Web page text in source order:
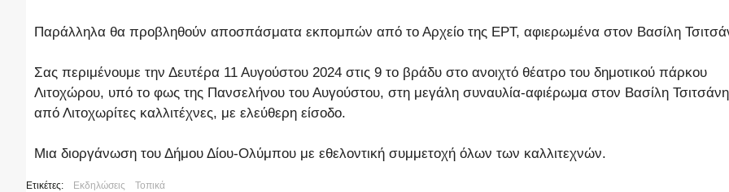
Παράλληλα θα προβληθούν αποσπάσματα εκπομπών από το Αρχείο της ΕΡΤ, αφιερωμένα στον Βασίλη
Σας περιμένουμε την Δευτέρα 11 Αυγούστου 2024 στις 9 το βράδυ στο ανοιχτό θέατρο του δημοτικού πάρκου
Λιτοχώρου, υπό το φως της Πανσελήνου του Αυγούστου, στη μεγάλη συναυλία-αφιέρωμα στον Βασίλη Τσιτσάνη
από Λιτοχωρίτες καλλιτέχνες, με ελεύθερη είσοδο.
Μια διοργάνωση του Δήμου Δίου-Ολύμπου με εθελοντική συμμετοχή όλων των καλλιτεχνών.
Ετικέτες: Εκδηλώσεις Τοπικά